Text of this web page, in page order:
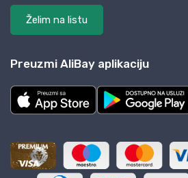
Želim na listu
Preuzmi AliBay aplikaciju